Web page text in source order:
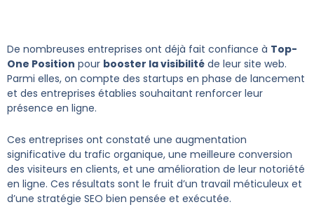
De nombreuses entreprises ont déjà fait confiance à Top-
One Position pour booster la visibilité de leur site web.
Parmi elles, on compte des startups en phase de lancement
et des entreprises établies souhaitant renforcer leur
présence en ligne.
Ces entreprises ont constaté une augmentation
significative du trafic organique, une meilleure conversion
des visiteurs en clients, et une amélioration de leur notoriété
en ligne. Ces résultats sont le fruit d’un travail méticuleux et
d’une stratégie SEO bien pensée et exécutée.